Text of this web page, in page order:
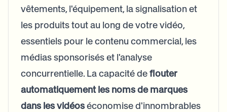
vêtements, l'équipement, la signalisation et
les produits tout au long de votre vidéo,
essentiels pour le contenu commercial, les
médias sponsorisés et l'analyse
concurrentielle. La capacité deflouter
automatiquement les noms de marques
dans les vidéoséconomise d'innombrables